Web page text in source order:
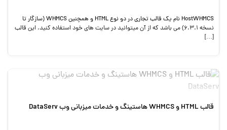
HostWHMCS نام یک قالب تجاری در دو نوع HTML و همچنین WHMCS (سازگار تا
نسخه 6.3.1) می باشد که از آن میتوانید در سایت های خود استفاده کنید. این قالب
[…]
قالب HTML و WHMCS هاستینگ و خدمات میزبانی وب DataServ